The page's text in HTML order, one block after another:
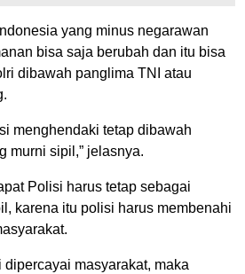
yang minus negarawan
bisa saja berubah dan itu bisa
dibawah panglima TNI atau
menghendaki tetap dibawah
murni sipil,” jelasnya.
Polisi harus tetap sebagai
karena itu polisi harus membenahi
masyarakat, maka